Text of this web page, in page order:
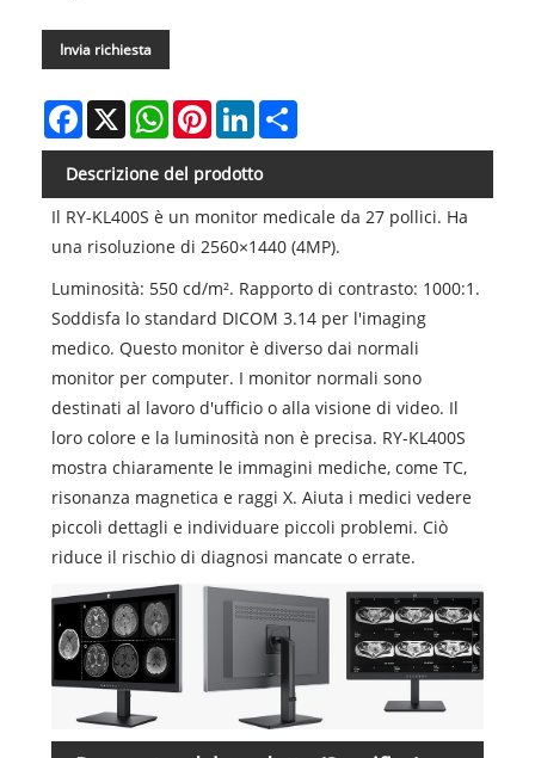
Invia richiesta
Facebook
X WhatsAppPinterestLinkedIn
Descrizione del prodotto
Il RY-KL400S è un monitor medicale da 27 pollici. Ha
una risoluzione di 2560×1440 (4MP).
Luminosità: 550 cd/m². Rapporto di contrasto: 1000:1.
Soddisfa lo standard DICOM 3.14 per l'imaging
medico. Questo monitor è diverso dai normali
monitor per computer. I monitor normali sono
destinati al lavoro d'ufficio o alla visione di video. Il
loro colore e la luminosità non è precisa. RY-KL400S
mostra chiaramente le immagini mediche, come TC,
risonanza magnetica e raggi X. Aiuta i medici vedere
piccoli dettagli e individuare piccoli problemi. Ciò
riduce il rischio di diagnosi mancate o errate.